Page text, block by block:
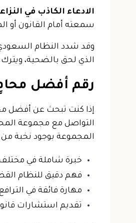
الادعاء الكاذب في
سمعته أمام القانون أو
وقد شدد النظام
الذي لحق بالضحية،
رقم أفضل
إذا كنت تبحث عن أفضل
التواصل مع مجموعة
المجموعة بوجود نخبة من
خبرة شاملة في مختلف
فهم دقيق للنظام
مهارة فائقة في
تقديم استشارات